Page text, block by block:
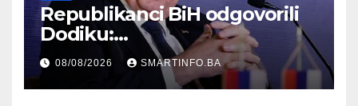
Republikanci BiH odgovorili
Dodiku:
Bosanskohercegovačka
kultura postoji i pripada svim
građanima
08/08/2026 SMARTINFO.BA